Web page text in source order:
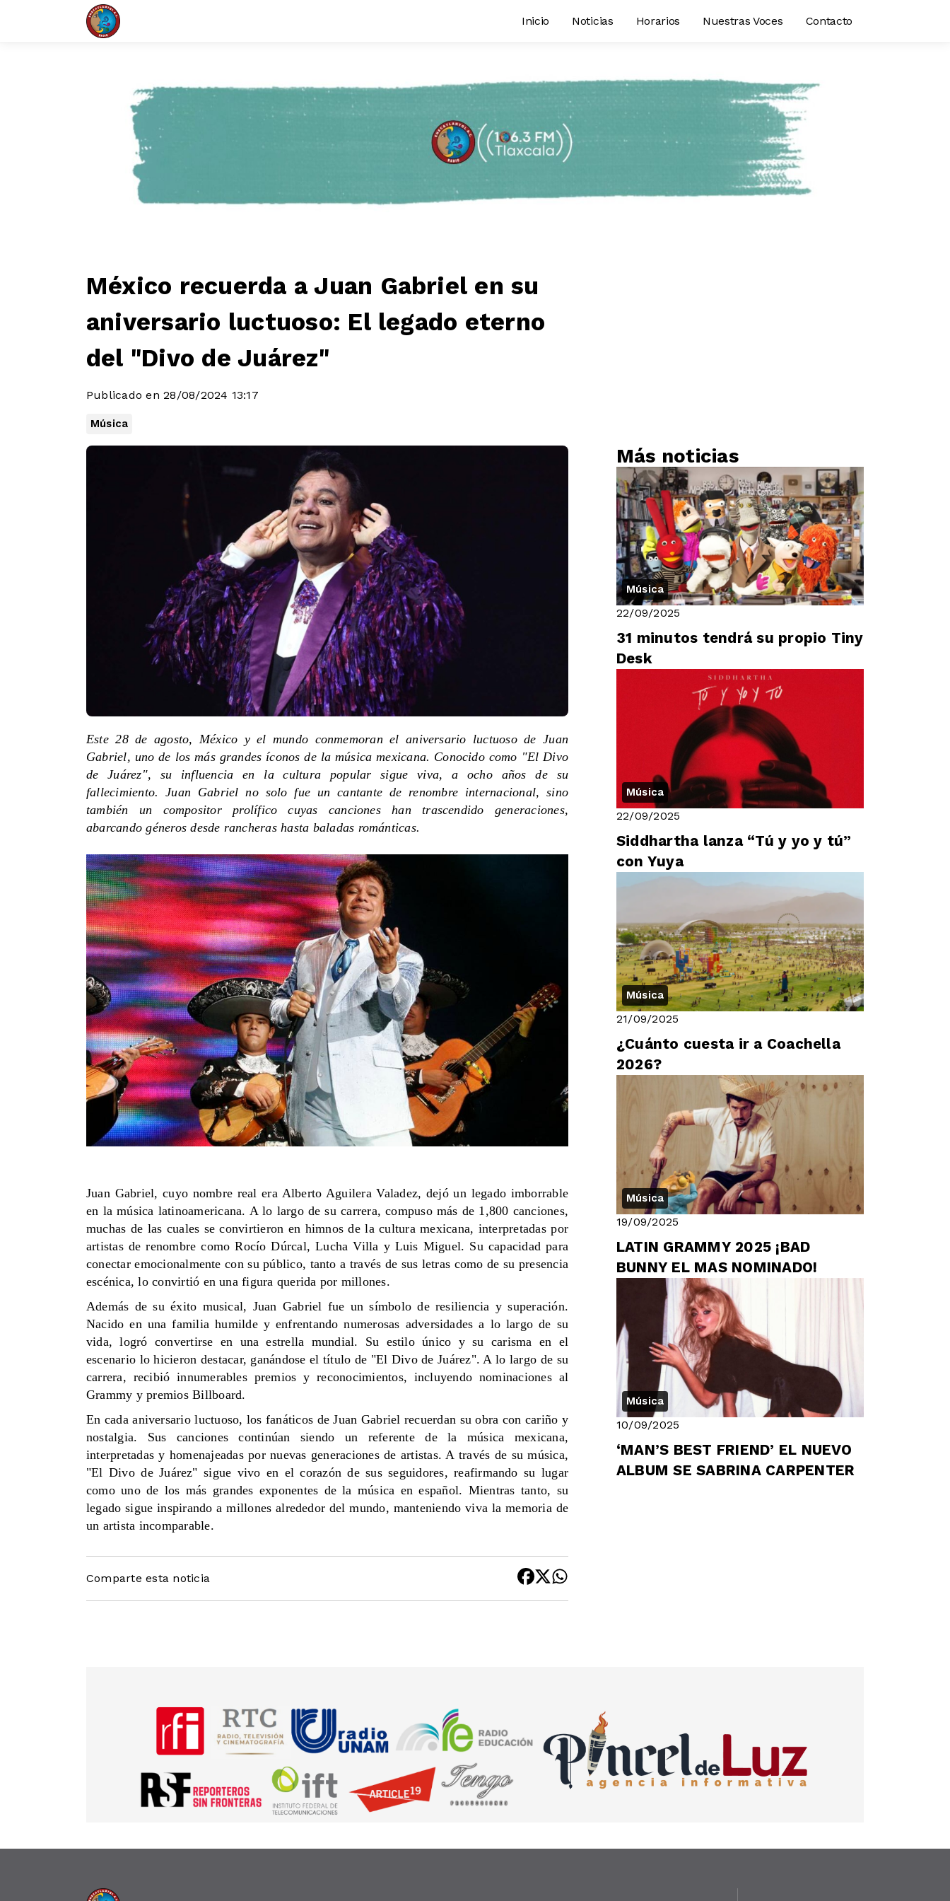
Inicio Noticias Horarios Nuestras Voces Contacto
México recuerda a Juan Gabriel en su
aniversario luctuoso: El legado eterno
del "Divo de Juárez"
Publicado en 28/08/2024 13:17
Música
Este 28 de agosto, México y el mundo conmemoran el aniversario luctuoso de Juan
Gabriel, uno de los más grandes íconos de la música mexicana. Conocido como "El Divo
de Juárez", su influencia en la cultura popular sigue viva, a ocho años de su
fallecimiento. Juan Gabriel no solo fue un cantante de renombre internacional, sino
también un compositor prolífico cuyas canciones han trascendido generaciones,
abarcando géneros desde rancheras hasta baladas románticas.
Juan Gabriel, cuyo nombre real era Alberto Aguilera Valadez, dejó un legado imborrable
en la música latinoamericana. A lo largo de su carrera, compuso más de 1,800 canciones,
muchas de las cuales se convirtieron en himnos de la cultura mexicana, interpretadas por
artistas de renombre como Rocío Dúrcal, Lucha Villa y Luis Miguel. Su capacidad para
conectar emocionalmente con su público, tanto a través de sus letras como de su presencia
escénica, lo convirtió en una figura querida por millones.
Además de su éxito musical, Juan Gabriel fue un símbolo de resiliencia y superación.
Nacido en una familia humilde y enfrentando numerosas adversidades a lo largo de su
vida, logró convertirse en una estrella mundial. Su estilo único y su carisma en el
escenario lo hicieron destacar, ganándose el título de "El Divo de Juárez". A lo largo de su
carrera, recibió innumerables premios y reconocimientos, incluyendo nominaciones al
Grammy y premios Billboard.
En cada aniversario luctuoso, los fanáticos de Juan Gabriel recuerdan su obra con cariño y
nostalgia. Sus canciones continúan siendo un referente de la música mexicana,
interpretadas y homenajeadas por nuevas generaciones de artistas. A través de su música,
"El Divo de Juárez" sigue vivo en el corazón de sus seguidores, reafirmando su lugar
como uno de los más grandes exponentes de la música en español. Mientras tanto, su
legado sigue inspirando a millones alrededor del mundo, manteniendo viva la memoria de
un artista incomparable.
Comparte esta noticia
Más noticias
Música
22/09/2025
31 minutos tendrá su propio Tiny
Desk
Música
22/09/2025
Siddhartha lanza “Tú y yo y tú”
con Yuya
Música
21/09/2025
¿Cuánto cuesta ir a Coachella
2026?
Música
19/09/2025
LATIN GRAMMY 2025 ¡BAD
BUNNY EL MAS NOMINADO!
Música
10/09/2025
‘MAN’S BEST FRIEND’ EL NUEVO
ALBUM SE SABRINA CARPENTER